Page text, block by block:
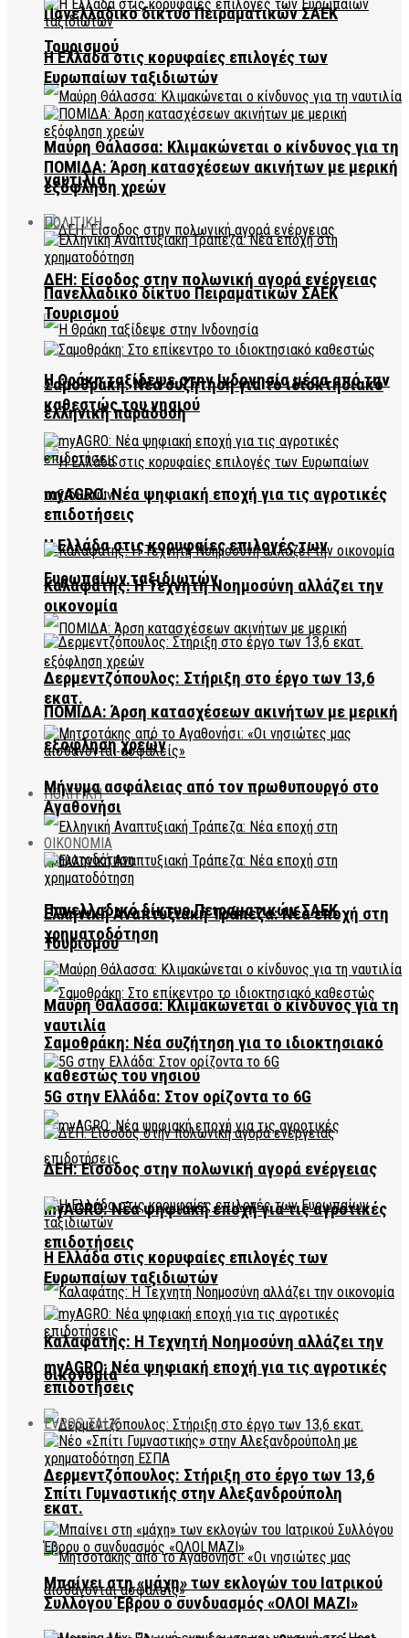
Πανελλαδικό δίκτυο Πειραματικών ΣΑΕΚ
Τουρισμού
Μαύρη Θάλασσα: Κλιμακώνεται ο κίνδυνος για τη
ναυτιλία
ΔΕΗ: Είσοδος στην πολωνική αγορά ενέργειας
Η Θράκη ταξίδεψε στην Ινδονησία μέσα από την
ελληνική παράδοση
Η Ελλάδα στις κορυφαίες επιλογές των
Ευρωπαίων ταξιδιωτών
ΠΟΜΙΔΑ: Άρση κατασχέσεων ακινήτων με μερική
εξόφληση χρεών
ΠΟΛΙΤΙΚΗ
Πανελλαδικό δίκτυο Πειραματικών ΣΑΕΚ
Τουρισμού
Σαμοθράκη: Νέα συζήτηση για το ιδιοκτησιακό
καθεστώς του νησιού
myAGRO: Νέα ψηφιακή εποχή για τις αγροτικές
επιδοτήσεις
Καλαφάτης: Η Τεχνητή Νοημοσύνη αλλάζει την
οικονομία
Δερμεντζόπουλος: Στήριξη στο έργο των 13,6
εκατ.
Η Ελλάδα στις κορυφαίες επιλογές των
Ευρωπαίων ταξιδιωτών
ΠΟΜΙΔΑ: Άρση κατασχέσεων ακινήτων με μερική
εξόφληση χρεών
ΠΟΛΙΤΙΚΗ
Πανελλαδικό δίκτυο Πειραματικών ΣΑΕΚ
Τουρισμού
Σαμοθράκη: Νέα συζήτηση για το ιδιοκτησιακό
καθεστώς του νησιού
myAGRO: Νέα ψηφιακή εποχή για τις αγροτικές
επιδοτήσεις
Καλαφάτης: Η Τεχνητή Νοημοσύνη αλλάζει την
οικονομία
Δερμεντζόπουλος: Στήριξη στο έργο των 13,6
εκατ.
Μήνυμα ασφάλειας από τον πρωθυπουργό στο
Αγαθονήσι
ΟΙΚΟΝΟΜΙΑ
Ελληνική Αναπτυξιακή Τράπεζα: Νέα εποχή στη
χρηματοδότηση
Μαύρη Θάλασσα: Κλιμακώνεται ο κίνδυνος για τη
ναυτιλία
5G στην Ελλάδα: Στον ορίζοντα το 6G
ΔΕΗ: Είσοδος στην πολωνική αγορά ενέργειας
Η Ελλάδα στις κορυφαίες επιλογές των
Ευρωπαίων ταξιδιωτών
myAGRO: Νέα ψηφιακή εποχή για τις αγροτικές
επιδοτήσεις
EVROS TALK
Σπίτι Γυμναστικής στην Αλεξανδρούπολη
Μπαίνει στη «μάχη» των εκλογών του Ιατρικού
Συλλόγου Έβρου ο συνδυασμός «ΟΛΟΙ ΜΑΖΙ»